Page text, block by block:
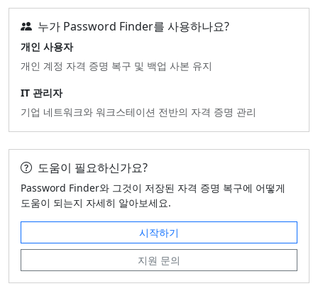
누가 Password Finder를 사용하나요?
개인 사용자
개인 계정 자격 증명 복구 및 백업 사본 유지
IT 관리자
기업 네트워크와 워크스테이션 전반의 자격 증명 관리
도움이 필요하신가요?
Password Finder와 그것이 저장된 자격 증명 복구에 어떻게
도움이 되는지 자세히 알아보세요.
시작하기
지원 문의